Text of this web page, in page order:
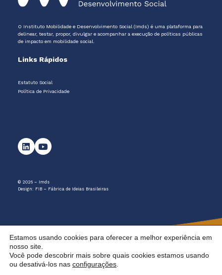
O Instituto Mobilidade e Desenvolvimento Social (Imds) é uma plataforma para
delinear, testar, propor, divulgar e acompanhar a execução de políticas públicas
de impacto em mobilidade social.
Links Rápidos
Estatuto Social
Política de Privacidade
© 2026 – Imds
Design: FIB – Fábrica de Ideias Brasileiras
Estamos usando cookies para oferecer a melhor experiência em
nosso site.
Você pode descobrir mais sobre quais cookies estamos usando
ou desativá-los nas configurações